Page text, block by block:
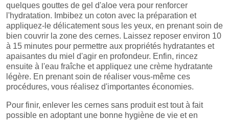
quelques gouttes de gel d'aloe vera pour renforcer
l'hydratation. Imbibez un coton avec la préparation et
appliquez-le délicatement sous les yeux, en prenant soin de
bien couvrir la zone des cernes. Laissez reposer environ 10
à 15 minutes pour permettre aux propriétés hydratantes et
apaisantes du miel d'agir en profondeur. Enfin, rincez
ensuite à l'eau fraîche et appliquez une crème hydratante
légère. En prenant soin de réaliser vous-même ces
procédures, vous réalisez d'importantes économies.
Pour finir, enlever les cernes sans produit est tout à fait
possible en adoptant une bonne hygiène de vie et en